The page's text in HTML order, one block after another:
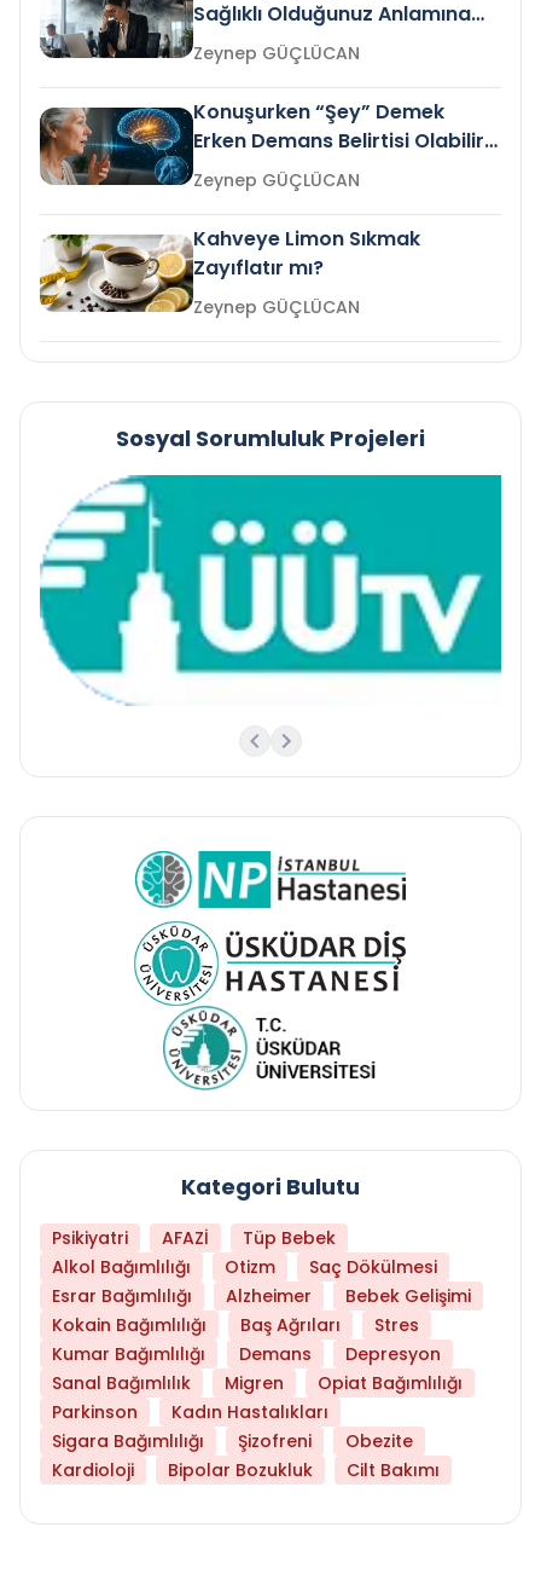
Sağlıklı Olduğunuz Anlamına
Gelir mi?Zeynep GÜÇLÜCAN
Konuşurken “Şey” Demek
Erken Demans Belirtisi Olabilir
mi?
Zeynep GÜÇLÜCAN
Kahveye Limon Sıkmak
Zayıflatır mı?
Zeynep GÜÇLÜCAN
Sosyal Sorumluluk Projeleri
Kategori Bulutu
Psikiyatri AFAZİ
Tüp Bebek
Alkol Bağımlılığı
Otizm
Saç Dökülmesi
Esrar Bağımlılığı
Alzheimer
Bebek Gelişimi
Kokain Bağımlılığı
Baş Ağrıları
Stres
Kumar Bağımlılığı
Demans
Depresyon
Sanal Bağımlılık
Migren
Opiat Bağımlılığı
Parkinson
Kadın Hastalıkları
Sigara Bağımlılığı
Şizofreni
Obezite
Kardioloji
Bipolar Bozukluk Cilt Bakımı